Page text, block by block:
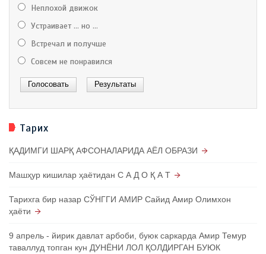
Неплохой движок
Устраивает ... но ...
Встречал и получше
Совсем не понравился
Тарих
ҚАДИМГИ ШАРҚ АФСОНАЛАРИДА АЁЛ ОБРАЗИ
Машҳур кишилар ҳаётидан С А Д О Қ А Т
Тарихга бир назар СЎНГГИ АМИР Сайид Амир Олимхон
ҳаёти
9 апрель - йирик давлат арбоби, буюк саркарда Амир Темур
таваллуд топган кун ДУНЁНИ ЛОЛ ҚОЛДИРГАН БУЮК